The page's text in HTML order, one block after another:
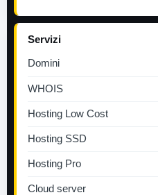
Servizi
Domini
WHOIS
Hosting Low Cost
Hosting SSD
Hosting Pro
Cloud server